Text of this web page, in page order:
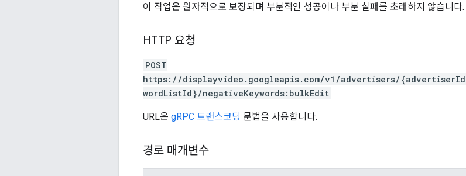
이 작업은 원자적으로 보장되며 부분적인 성공이나 부분 실패를 초래하지 않습니다.
HTTP 요청
POST
https://displayvideo.googleapis.com/v1/advertisers/
wordListId}/negativeKeywords:bulkEdit
URL은 gRPC 트랜스코딩 문법을 사용합니다.
경로 매개변수